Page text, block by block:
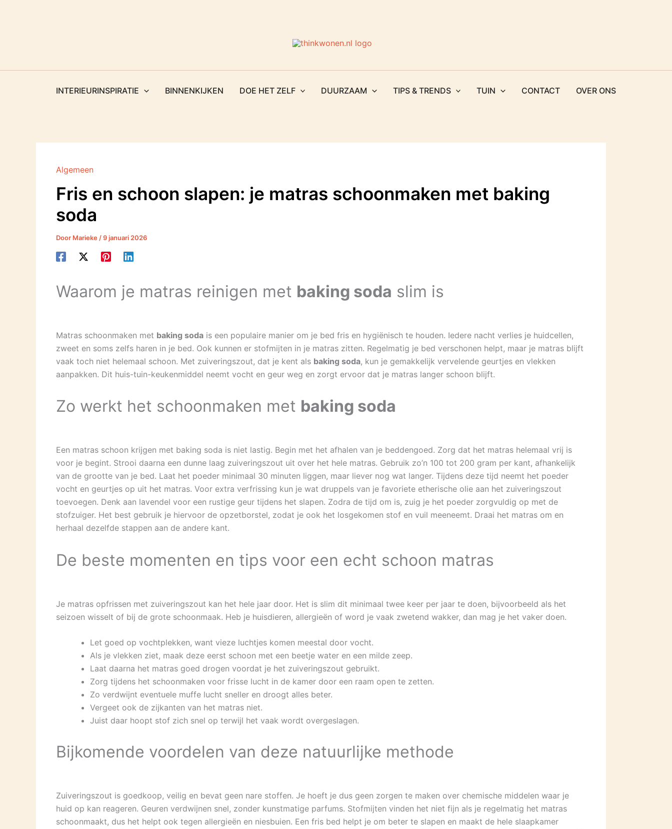
INTERIEURINSPIRATIE BINNENKIJKEN DOE HET ZELF DUURZAAM TIPS & TRENDS TUIN CONTACT OVER ONS
Algemeen
Fris en schoon slapen: je matras schoonmaken met baking
soda
Door Marieke /9 januari 2026
Waarom je matras reinigen met baking soda slim is
Matras schoonmaken met baking soda is een populaire manier om je bed fris en hygiënisch te houden. Iedere nacht verlies je huidcellen,
zweet en soms zelfs haren in je bed. Ook kunnen er stofmijten in je matras zitten. Regelmatig je bed verschonen helpt, maar je matras blijft
vaak toch niet helemaal schoon. Met zuiveringszout, dat je kent als baking soda, kun je gemakkelijk vervelende geurtjes en vlekken
aanpakken. Dit huis-tuin-keukenmiddel neemt vocht en geur weg en zorgt ervoor dat je matras langer schoon blijft.
Zo werkt het schoonmaken met baking soda
Een matras schoon krijgen met baking soda is niet lastig. Begin met het afhalen van je beddengoed. Zorg dat het matras helemaal vrij is
voor je begint. Strooi daarna een dunne laag zuiveringszout uit over het hele matras. Gebruik zo’n 100 tot 200 gram per kant, afhankelijk
van de grootte van je bed. Laat het poeder minimaal 30 minuten liggen, maar liever nog wat langer. Tijdens deze tijd neemt het poeder
vocht en geurtjes op uit het matras. Voor extra verfrissing kun je wat druppels van je favoriete etherische olie aan het zuiveringszout
toevoegen. Denk aan lavendel voor een rustige geur tijdens het slapen. Zodra de tijd om is, zuig je het poeder zorgvuldig op met de
stofzuiger. Het best gebruik je hiervoor de opzetborstel, zodat je ook het losgekomen stof en vuil meeneemt. Draai het matras om en
herhaal dezelfde stappen aan de andere kant.
De beste momenten en tips voor een echt schoon matras
Je matras opfrissen met zuiveringszout kan het hele jaar door. Het is slim dit minimaal twee keer per jaar te doen, bijvoorbeeld als het
seizoen wisselt of bij de grote schoonmaak. Heb je huisdieren, allergieën of word je vaak zwetend wakker, dan mag je het vaker doen.
Let goed op vochtplekken, want vieze luchtjes komen meestal door vocht.
Als je vlekken ziet, maak deze eerst schoon met een beetje water en een milde zeep.
Laat daarna het matras goed drogen voordat je het zuiveringszout gebruikt.
Zorg tijdens het schoonmaken voor frisse lucht in de kamer door een raam open te zetten.
Zo verdwijnt eventuele muffe lucht sneller en droogt alles beter.
Vergeet ook de zijkanten van het matras niet.
Juist daar hoopt stof zich snel op terwijl het vaak wordt overgeslagen.
Bijkomende voordelen van deze natuurlijke methode
Zuiveringszout is goedkoop, veilig en bevat geen nare stoffen. Je hoeft je dus geen zorgen te maken over chemische middelen waar je
huid op kan reageren. Geuren verdwijnen snel, zonder kunstmatige parfums. Stofmijten vinden het niet fijn als je regelmatig het matras
schoonmaakt, dus het helpt ook tegen allergieën en niesbuien. Een fris bed helpt je om beter te slapen en maakt de hele slaapkamer